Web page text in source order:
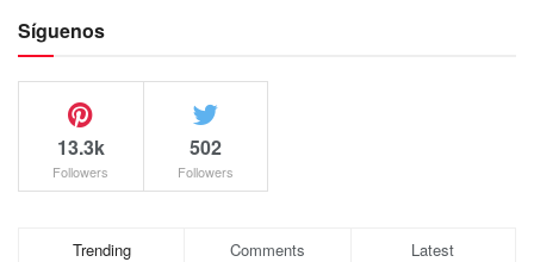
Síguenos
13.3k
Followers
502
Followers
Trending Comments Latest